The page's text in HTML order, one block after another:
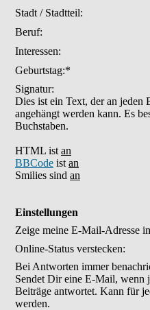
Stadt / Stadtteil:
Beruf:
Interessen:
Geburtstag:*
Signatur:
Dies ist ein Text, der an jeden
angehängt werden kann. Es
Buchstaben.
HTML ist an
BBCode ist an
Smilies sind an
Einstellungen
Zeige meine E-Mail-Adresse
Online-Status verstecken:
Bei Antworten immer
Sendet Dir eine E-Mail, wenn
Beiträge antwortet. Kann für
werden.